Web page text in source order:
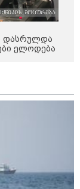
დასრულდა
ელოდება